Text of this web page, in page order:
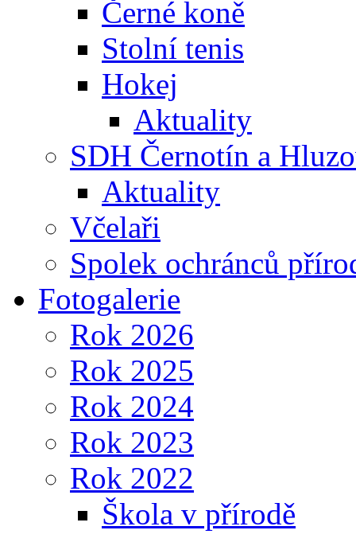
Černé koně
Stolní tenis
Hokej
Aktuality
SDH Černotín a
Aktuality
Včelaři
Spolek ochránců
Fotogalerie
Rok 2026
Rok 2025
Rok 2024
Rok 2023
Rok 2022
Škola v přírodě